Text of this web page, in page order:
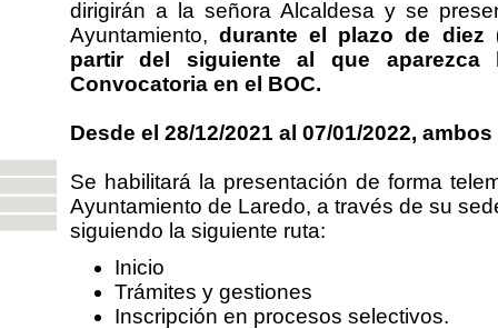
dirigirán a la señora Alcaldesa y se
Ayuntamiento, durante el plazo de diez
partir del siguiente al que
Convocatoria en el BOC.
Desde el 28/12/2021 al 07/01/2022,
Se habilitará la presentación de forma
Ayuntamiento de Laredo, a través de su
siguiendo la siguiente ruta:
Inicio
Trámites y gestiones
Inscripción en procesos selectivos.